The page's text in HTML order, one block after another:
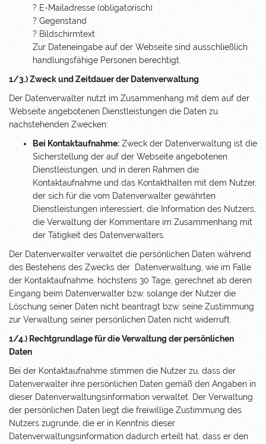
? E-Mailadresse (obligatorisch)
? Gegenstand
? Bildschirmtext
Zur Dateneingabe auf der Webseite sind ausschließlich
handlungsfähige Personen berechtigt.
1/3.) Zweck und Zeitdauer der Datenverwaltung
Der Datenverwalter nutzt im Zusammenhang mit dem auf der
Webseite angebotenen Dienstleistungen die Daten zu
nachstehenden Zwecken:
Bei Kontaktaufnahme: Zweck der Datenverwaltung ist die
Sicherstellung der auf der Webseite angebotenen
Dienstleistungen, und in deren Rahmen die
Kontaktaufnahme und das Kontakthalten mit dem Nutzer,
der sich für die vom Datenverwalter gewährten
Dienstleistungen interessiert, die Information des Nutzers,
die Verwaltung der Kommentare im Zusammenhang mit
der Tätigkeit des Datenverwalters.
Der Datenverwalter verwaltet die persönlichen Daten während
des Bestehens des Zwecks der Datenverwaltung, wie im Falle
der Kontaktaufnahme, höchstens 30 Tage, gerechnet ab deren
Eingang beim Datenverwalter bzw. solange der Nutzer die
Löschung seiner Daten nicht beantragt bzw. seine Zustimmung
zur Verwaltung seiner persönlichen Daten nicht widerruft.
1/4.) Rechtgrundlage für die Verwaltung der persönlichen
Daten
Bei der Kontaktaufnahme stimmen die Nutzer zu, dass der
Datenverwalter ihre persönlichen Daten gemäß den Angaben in
dieser Datenverwaltungsinformation verwaltet. Der Verwaltung
der persönlichen Daten liegt die freiwillige Zustimmung des
Nutzers zugrunde, die er in Kenntnis dieser
Datenverwaltungsinformation dadurch erteilt hat, dass er den